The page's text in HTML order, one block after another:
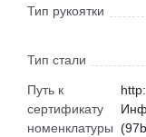
Тип рукоятки
Тип стали
Путь к
сертификату
номенклатуры